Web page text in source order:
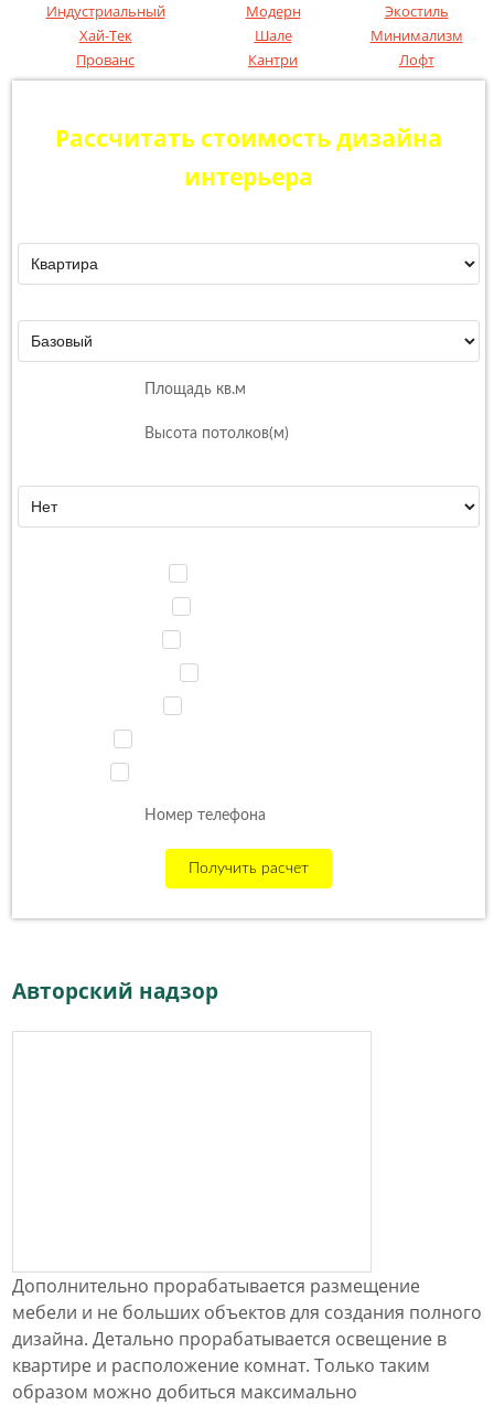
Индустриальный Модерн
Экостиль
Хай-Тек
Шале
Минимализм
Прованс
Кантри Лофт
Рассчитать стоимость дизайна
интерьера
Получить расчет
Авторский надзор
Дополнительно прорабатывается размещение
мебели и не больших объектов для создания полного
дизайна. Детально прорабатывается освещение в
квартире и расположение комнат. Только таким
образом можно добиться максимально